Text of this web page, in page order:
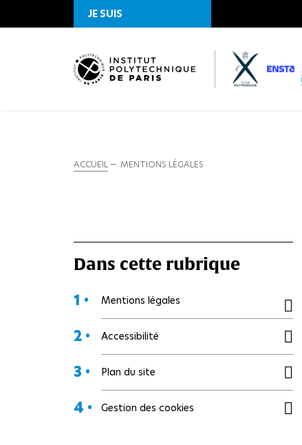
JE SUIS
ACCUEIL MENTIONS LÉGALES
Dans cette rubrique
1 •
Mentions légales
2 • Accessibilité
3 • Plan du site
4 • Gestion des cookies